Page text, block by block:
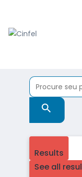
Results
See all